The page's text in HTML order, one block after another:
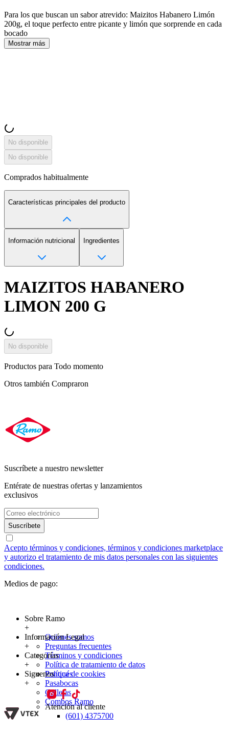
Para los que buscan un sabor atrevido: Maizitos Habanero Limón
200g, el toque perfecto entre picante y limón que sorprende en cada
bocado
Mostrar más
No disponible
No disponible
Comprados habitualmente
Características principales del producto
Información nutricional Ingredientes
MAIZITOS HABANERO
LIMON 200 G
No disponible
Productos para Todo momento
Otros también Compraron
Suscríbete a nuestro newsletter
Entérate de nuestras ofertas y lanzamientos
exclusivos
Suscríbete
Acepto términos y condiciones, términos y condiciones marketplace
y autorizo el tratamiento de mis datos personales con las siguientes
condiciones.
Medios de pago:
Sobre Ramo
+
Quienes somos
Preguntas frecuentes
Información Legal
+
Términos y condiciones
Política de tratamiento de datos
Política de cookies
Categorías
+
Ponqués
Pasabocas
Galletas
Combos Ramo
Siguenos
+
Atención al cliente
(601) 4375700